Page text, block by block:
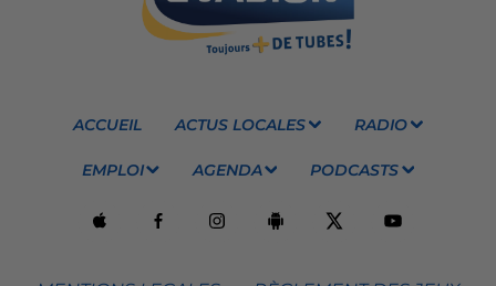
ACCUEIL ACTUS LOCALES RADIO
EMPLOI AGENDA PODCASTS